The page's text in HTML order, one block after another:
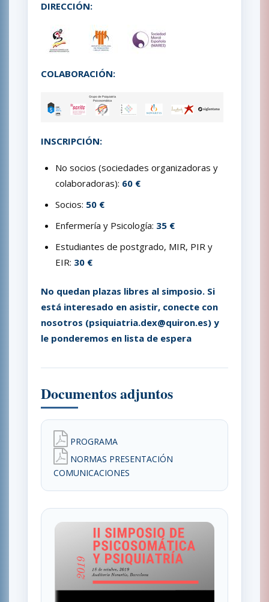
DIRECCIÓN:
COLABORACIÓN:
INSCRIPCIÓN:
No socios (sociedades organizadoras y
colaboradoras): 60 €
Socios: 50 €
Enfermería y Psicología: 35 €
Estudiantes de postgrado, MIR, PIR y
EIR: 30 €
No quedan plazas libres al simposio. Si
está interesado en asistir, conecte con
nosotros (psiquiatria.dex@quiron.es) y
le ponderemos en lista de espera
Documentos adjuntos
PROGRAMA
NORMAS PRESENTACIÓN
COMUNICACIONES